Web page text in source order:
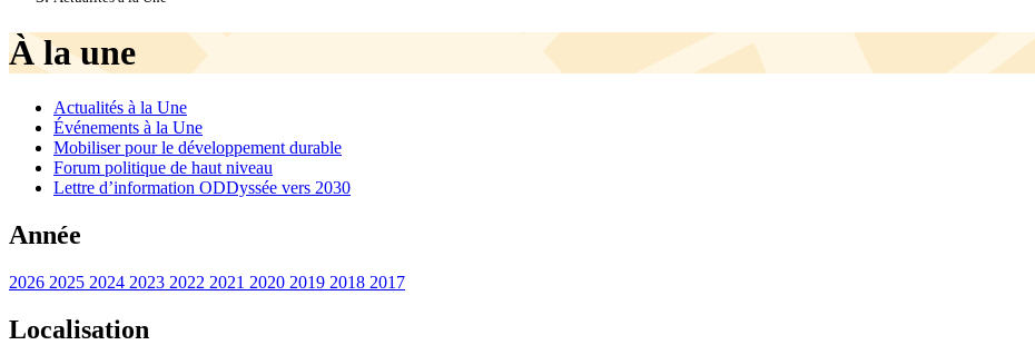
À la une
Actualités à la Une
Événements à la Une
Mobiliser pour le développement durable
Forum politique de haut niveau
Lettre d’information ODDyssée vers 2030
Année
2026 2025 2024 2023 2022 2021 2020 2019 2018 2017
Localisation